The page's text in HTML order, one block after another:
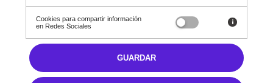
Cookies para compartir información
en Redes Sociales
GUARDAR